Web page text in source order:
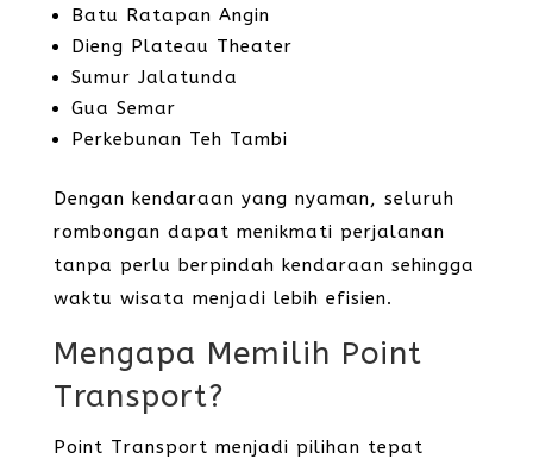
Batu Ratapan Angin
Dieng Plateau Theater
Sumur Jalatunda
Gua Semar
Perkebunan Teh Tambi
Dengan kendaraan yang nyaman, seluruh
rombongan dapat menikmati perjalanan
tanpa perlu berpindah kendaraan sehingga
waktu wisata menjadi lebih efisien.
Mengapa Memilih Point
Transport?
Point Transport menjadi pilihan tepat